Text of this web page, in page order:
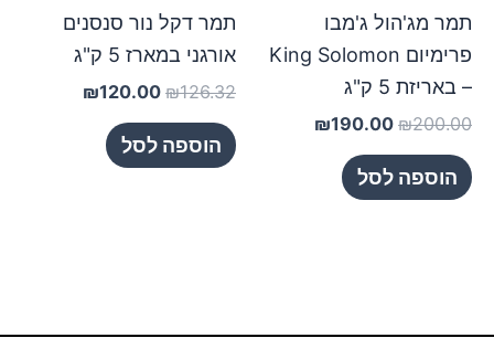
תמר מג'הול ג'מבו
פרימיום King Solomon
– באריזת 5 ק"ג
₪200.00
₪190.00
הוספה לסל
תמר דקל נור סנסנים
אורגני במארז 5 ק"ג
₪126.32
₪120.00
הוספה לסל